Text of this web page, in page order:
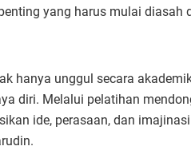
yang harus mulai diasah
hanya unggul secara
diri. Melalui pelatihan
ide, perasaan, dan